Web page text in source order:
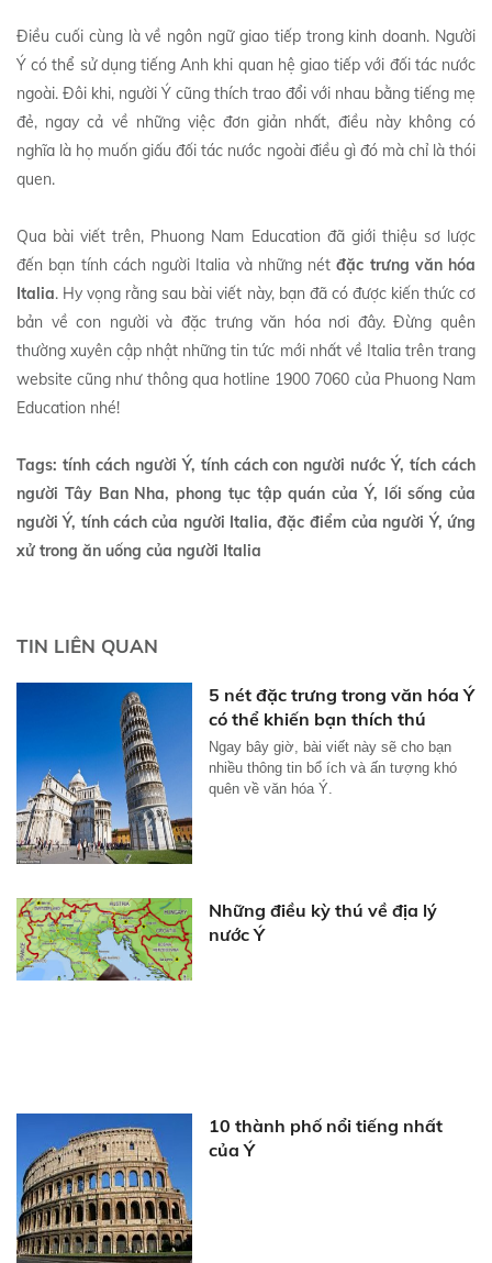
Điều cuối cùng là về ngôn ngữ giao tiếp trong kinh doanh. Người
Ý có thể sử dụng tiếng Anh khi quan hệ giao tiếp với đối tác nước
ngoài. Đôi khi, người Ý cũng thích trao đổi với nhau bằng tiếng mẹ
đẻ, ngay cả về những việc đơn giản nhất, điều này không có
nghĩa là họ muốn giấu đối tác nước ngoài điều gì đó mà chỉ là thói
quen.
Qua bài viết trên, Phuong Nam Education đã giới thiệu sơ lược
đến bạn tính cách người Italia và những nétđặc trưng văn hóa
Italia. Hy vọng rằng sau bài viết này, bạn đã có được kiến thức cơ
bản về con người và đặc trưng văn hóa nơi đây. Đừng quên
thường xuyên cập nhật những tin tức mới nhất về Italia trên trang
website cũng như thông qua hotline 1900 7060 của Phuong Nam
Education nhé!
Tags: tính cách người Ý, tính cách con người nước Ý, tích cách
người Tây Ban Nha, phong tục tập quán của Ý, lối sống của
người Ý, tính cách của người Italia, đặc điểm của người Ý, ứng
xử trong ăn uống của người Italia
TIN LIÊN QUAN
5 nét đặc trưng trong văn hóa Ý
có thể khiến bạn thích thú
Ngay bây giờ, bài viết này sẽ cho bạn
nhiều thông tin bổ ích và ấn tượng khó
quên về văn hóa Ý.
Những điều kỳ thú về địa lý
nước Ý
10 thành phố nổi tiếng nhất
của Ý